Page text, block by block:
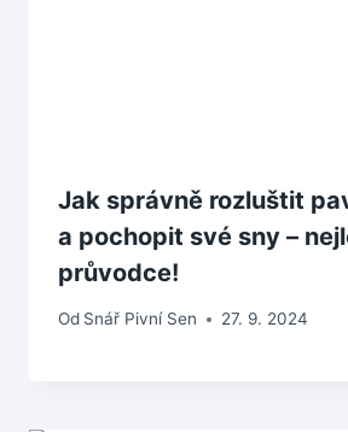
Jak správně rozluštit
a pochopit své sny –
průvodce!
Od Snář Pivní Sen 27. 9. 2024